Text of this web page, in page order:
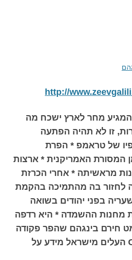
http://
מחר לארץ ישכח מה
זו לא תהיה הפתעה
של טראמפ * הפרת
המסורת האמריקנית * ארצות
מראשיתה * אחרי הכרזת
48 ביקשה לחזור בה מהתמיכה בהקמת
בפני יהודים בשואה
מחנות ההשמדה * היא רדפה
חירם בינגהם שהפר פקודה
והציל יהודים * ה-CIA העלים מישראל מידע על